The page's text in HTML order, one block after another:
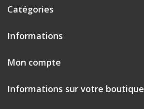
Catégories
Informations
Mon compte
Informations sur votre boutique